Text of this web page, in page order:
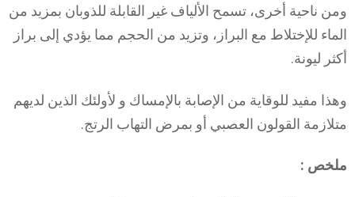
ومن ناحية أخرى، تسمح الألياف غير القابلة للذوبان بمزيد من
الماء للإختلاط مع البراز، وتزيد من الحجم مما يؤدي إلى براز
أكثر ليونة.
وهذا مفيد للوقاية من الإصابة بالإمساك و لأولئك الذين لديهم
متلازمة القولون العصبي أو بمرض التهاب الرتج.
ملخص :